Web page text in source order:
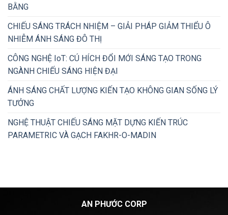
BẰNG
CHIẾU SÁNG TRÁCH NHIỆM – GIẢI PHÁP GIẢM THIỂU Ô
NHIỄM ÁNH SÁNG ĐÔ THỊ
CÔNG NGHỆ IoT: CÚ HÍCH ĐỔI MỚI SÁNG TẠO TRONG
NGÀNH CHIẾU SÁNG HIỆN ĐẠI
ÁNH SÁNG CHẤT LƯỢNG KIẾN TẠO KHÔNG GIAN SỐNG LÝ
TƯỞNG
NGHỆ THUẬT CHIẾU SÁNG MẶT DỰNG KIẾN TRÚC
PARAMETRIC VÀ GẠCH FAKHR-O-MADIN
AN PHƯỚC CORP